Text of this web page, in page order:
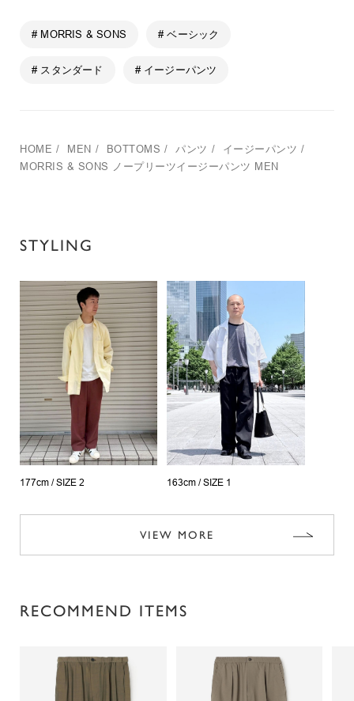
# MORRIS & SONS # ベーシック
# スタンダード # イージーパンツ
HOME / MEN / BOTTOMS / パンツ / イージーパンツ /
MORRIS & SONS ノープリーツイージーパンツ MEN
STYLING
177cm / SIZE 2 163cm / SIZE 1
VIEW MORE
RECOMMEND ITEMS